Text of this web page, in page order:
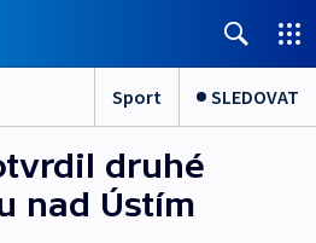
Sport SLEDOVAT
druhé
nad Ústím